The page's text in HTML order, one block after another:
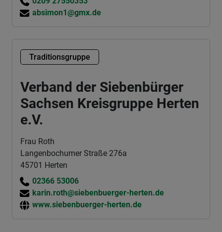
absimon1@gmx.de
Traditionsgruppe
Verband der Siebenbürger
Sachsen Kreisgruppe Herten
e.V.
Frau Roth
Langenbochumer Straße 276a
45701 Herten
02366 53006
karin.roth@siebenbuerger-herten.de
www.siebenbuerger-herten.de